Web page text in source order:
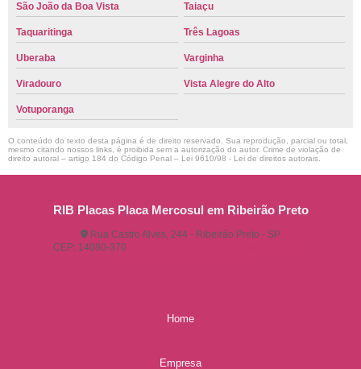
São João da Boa Vista Taiaçu
Taquaritinga Três Lagoas
Uberaba Varginha
Viradouro Vista Alegre do Alto
Votuporanga
O conteúdo do texto desta página é de direito reservado. Sua reprodução, parcial ou total,
mesmo citando nossos links, é proibida sem a autorização do autor. Crime de violação de
direito autoral – artigo 184 do Código Penal – Lei 9610/98 - Lei de direitos autorais
RIB Placas Placa Mercosul em Ribeirão Preto
Rua Castro Alves, 244 - Ribeirão Preto - SP
CEP: 14080-370
Home
Empresa